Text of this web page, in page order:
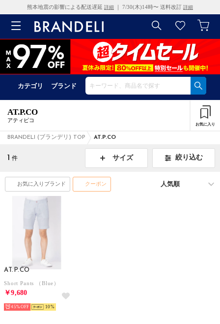
熊本地震の影響による配送遅延 詳細 ｜ 7/30(木)14時〜 送料改訂 詳細
カテゴリ ブランド
AT.P.CO
アティピコ
お気に入り
BRANDELI (ブランデリ) TOP AT.P.CO
1 件 サイズ 絞り込む
お気に入りブランド クーポン
AT.P.CO
Short Pants （Blue）
￥9,680
45% 10